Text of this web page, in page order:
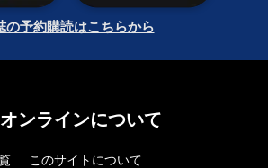
の予約購読はこちらから
ンラインについて
このサイトについて